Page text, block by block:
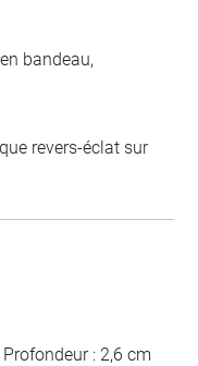
bandeau,
revers-éclat sur
: 2,6 cm